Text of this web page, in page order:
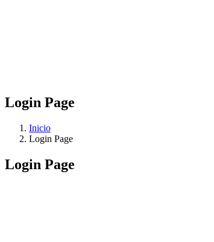
Login Page
Inicio
Login Page
Login Page